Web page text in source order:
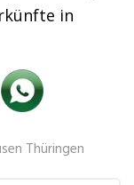
in
Thüringen